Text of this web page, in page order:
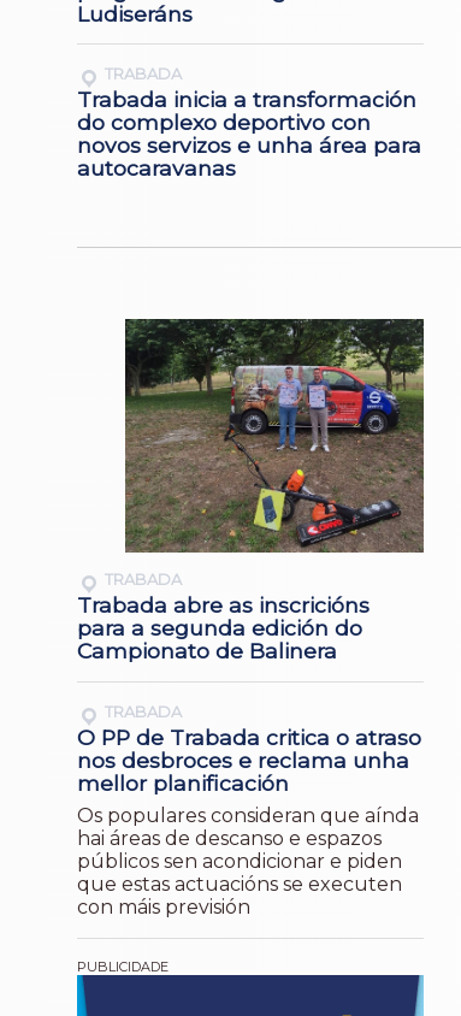
Ludiseráns
TRABADA
Trabada inicia a transformación
do complexo deportivo con
novos servizos e unha área para
autocaravanas
TRABADA
Trabada abre as inscricións
para a segunda edición do
Campionato de Balinera
TRABADA
O PP de Trabada critica o atraso
nos desbroces e reclama unha
mellor planificación
Os populares consideran que aínda
hai áreas de descanso e espazos
públicos sen acondicionar e piden
que estas actuacións se executen
con máis previsión